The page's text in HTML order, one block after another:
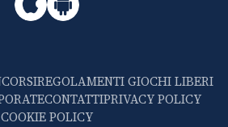
REGOLAMENTI GIOCHI LIBERI
CONTATTIPRIVACY POLICY
COOKIE POLICY